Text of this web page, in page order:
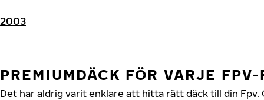
2003
PREMIUMDÄCK FÖR VARJE FPV-
Det har aldrig varit enklare att hitta rätt däck till din Fpv.